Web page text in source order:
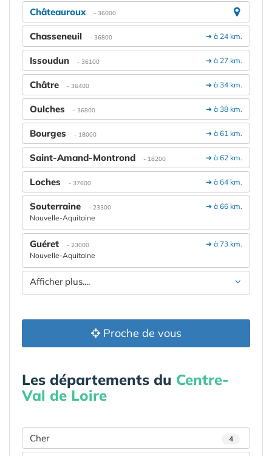
Châteauroux - 36000
➔ à 24 km.
Chasseneuil - 36800
➔ à 27 km.
Issoudun - 36100
➔ à 34 km.
Châtre - 36400
➔ à 38 km.
Oulches - 36800
➔ à 61 km.
Bourges - 18000
➔ à 62 km.
Saint-Amand-Montrond - 18200
➔ à 64 km.
Loches - 37600
➔ à 66 km.
Souterraine - 23300
Nouvelle-Aquitaine
➔ à 73 km.
Guéret - 23000
Nouvelle-Aquitaine
Afficher plus....
Proche de vous
Les départements du Centre-
Val de Loire
Cher 4